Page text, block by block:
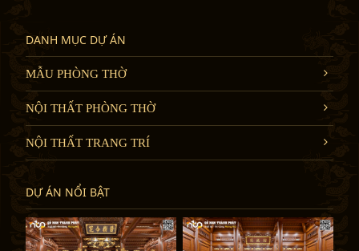
DANH MỤC DỰ ÁN
MẪU PHÒNG THỜ
NỘI THẤT PHÒNG THỜ
NỘI THẤT TRANG TRÍ
DỰ ÁN NỔI BẬT